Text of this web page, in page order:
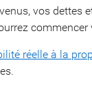
vos dettes
réelle à la